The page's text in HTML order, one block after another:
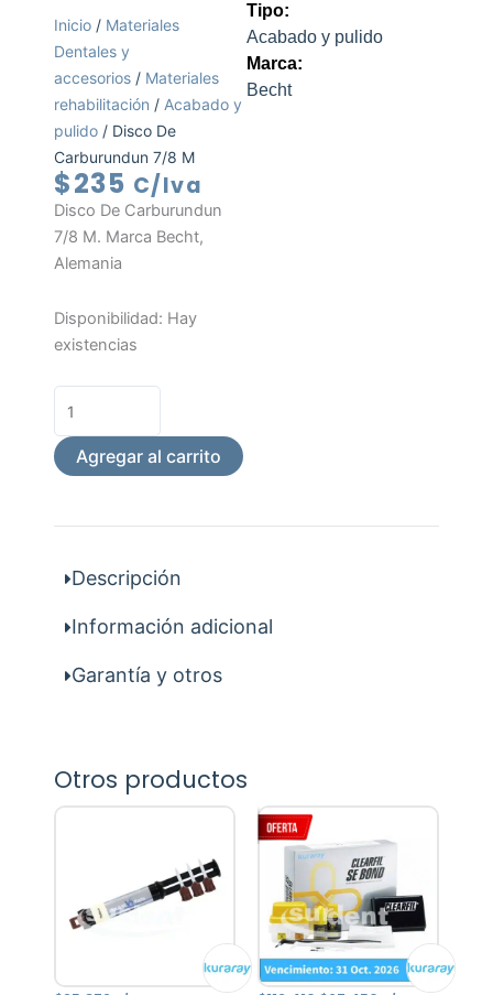
Inicio / Materiales
Dentales y
accesorios / Materiales
rehabilitación / Acabado y
pulido / Disco De
Carburundun 7/8 M
$235 C/Iva
Disco De Carburundun
7/8 M. Marca Becht,
Alemania
Disponibilidad: Hay
existencias
Disco
De
cantidad
Agregar al carrito
Tipo:
Acabado y pulido
Marca:
Becht
Descripción
Información adicional
Garantía y otros
Otros productos